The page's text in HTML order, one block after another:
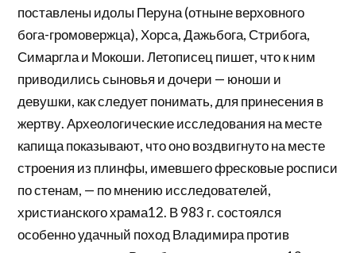
поставлены идолы Перуна (отныне верховного
бога-громовержца), Хорса, Дажьбога, Стрибога,
Симаргла и Мокоши. Летописец пишет, что к ним
приводились сыновья и дочери — юноши и
девушки, как следует понимать, для принесения в
жертву. Археологические исследования на месте
капища показывают, что оно воздвигнуто на месте
строения из плинфы, имевшего фресковые росписи
по стенам, — по мнению исследователей,
христианского храма12. В 983 г. состоялся
особенно удачный поход Владимира против